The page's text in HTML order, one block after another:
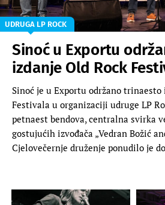
UDRUGA LP ROCK
Sinoć u Exportu
izdanje Old Rock
Sinoć je u Exportu održano trinaesto
Festivala u organizaciji udruge LP
petnaest bendova, centralna svirka
gostujućih izvođača „Vedran Božić
Cjelovečernje druženje ponudilo je